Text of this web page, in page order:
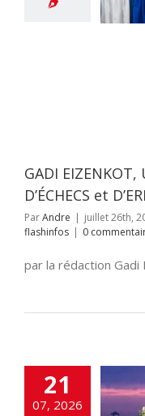
DEFENSE
GADI EIZENKOT,
D’ÉCHECS et
ParAndre | juillet 26th,
flashinfos | 0
par la rédaction Gadi
21
07, 2026
la centrale